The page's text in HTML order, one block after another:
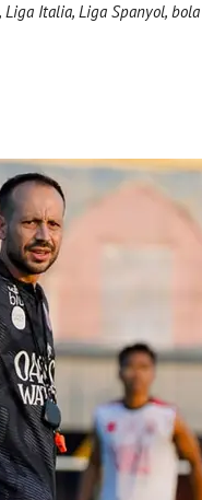
Italia, Liga Spanyol,